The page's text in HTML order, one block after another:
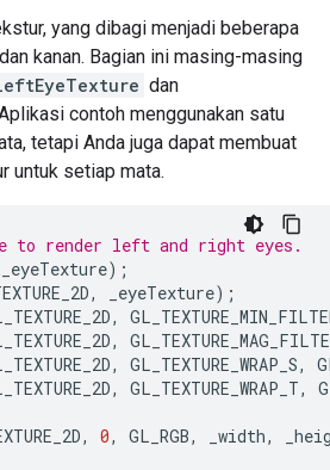
yang dibagi menjadi beberapa
kanan. Bagian ini masing-masing
dan
contoh menggunakan satu
tetapi Anda juga dapat membuat
untuk setiap mata.
to render left and right eyes.
_eyeTexture);
, _eyeTexture);
,
,
, GL_TEXTURE_WRAP_S,
, GL_TEXTURE_WRAP_T,
, 0, GL_RGB, _width,